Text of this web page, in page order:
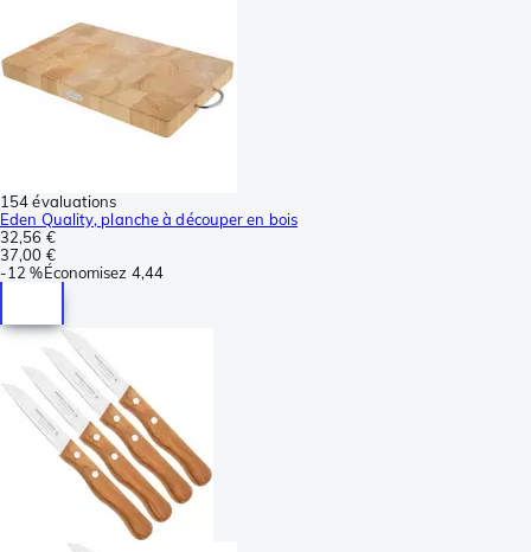
154 évaluations
Eden Quality, planche à découper en bois
32,56 €
37,00 €
-12 %Économisez 4,44